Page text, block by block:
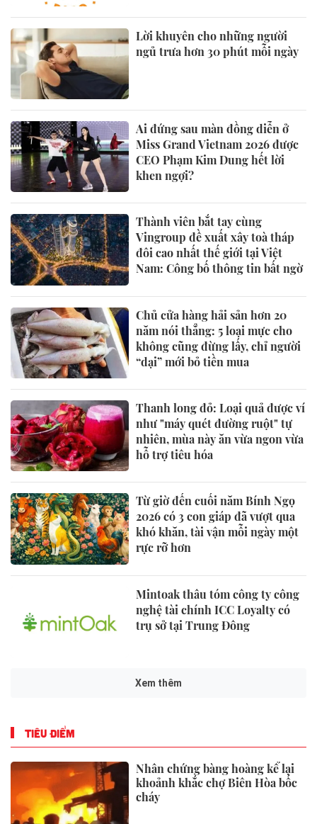
Lời khuyên cho những người
ngủ trưa hơn 30 phút mỗi ngày
Ai đứng sau màn đồng diễn ở
Miss Grand Vietnam 2026 được
CEO Phạm Kim Dung hết lời
khen ngợi?
Thành viên bắt tay cùng
Vingroup đề xuất xây toà tháp
đôi cao nhất thế giới tại Việt
Nam: Công bố thông tin bất ngờ
Chủ cửa hàng hải sản hơn 20
năm nói thẳng: 5 loại mực cho
không cũng đừng lấy, chỉ người
“dại” mới bỏ tiền mua
Thanh long đỏ: Loại quả được ví
như "máy quét đường ruột" tự
nhiên, mùa này ăn vừa ngon vừa
hỗ trợ tiêu hóa
Từ giờ đến cuối năm Bính Ngọ
2026 có 3 con giáp đã vượt qua
khó khăn, tài vận mỗi ngày một
rực rỡ hơn
Mintoak thâu tóm công ty công
nghệ tài chính ICC Loyalty có
trụ sở tại Trung Đông
Xem thêm
TIÊU ĐIỂM
Nhân chứng bàng hoàng kể lại
khoảnh khắc chợ Biên Hòa bốc
cháy